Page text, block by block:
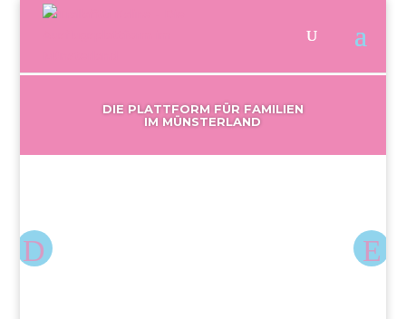
DIE PLATTFORM FÜR FAMILIEN
IM MÜNSTERLAND